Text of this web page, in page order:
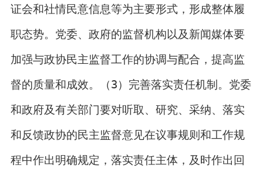
证会和社情民意信息等为主要形式，形成整体履
职态势。党委、政府的监督机构以及新闻媒体要
加强与政协民主监督工作的协调与配合，提高监
督的质量和成效。（3）完善落实责任机制。党委
和政府及有关部门要对听取、研究、采纳、落实
和反馈政协的民主监督意见在议事规则和工作规
程中作出明确规定，落实责任主体，及时作出回